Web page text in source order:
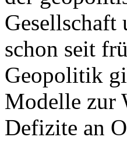
Gesellschaft
schon seit
Geopolitik
Modelle zur
Defizite an